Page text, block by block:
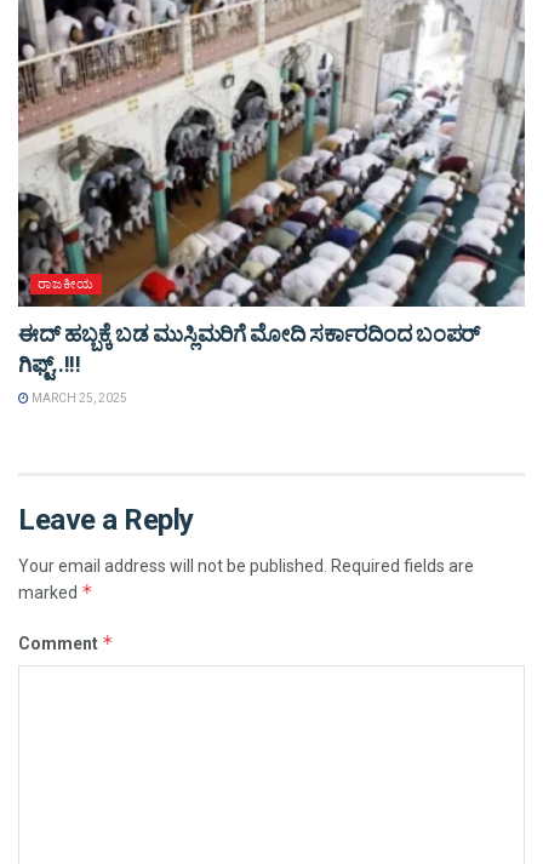
ರಾಜಕೀಯ
ಈದ್ ಹಬ್ಬಕ್ಕೆ ಬಡ ಮುಸ್ಲಿಮರಿಗೆ ಮೋದಿ ಸರ್ಕಾರದಿಂದ ಬಂಪರ್
ಗಿಫ್ಟ್..!!!
MARCH 25, 2025
Leave a Reply
Your email address will not be published.
Required fields are
marked *
Comment *